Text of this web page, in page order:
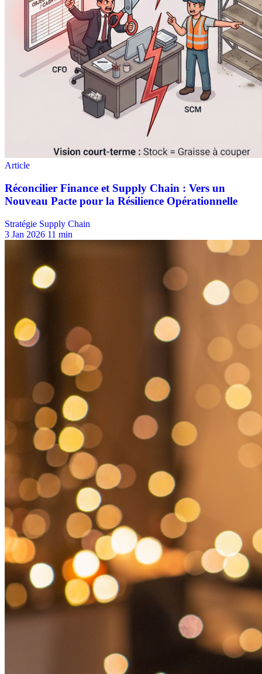
Stratégie Supply Chain
3 Jan 2026 11 min